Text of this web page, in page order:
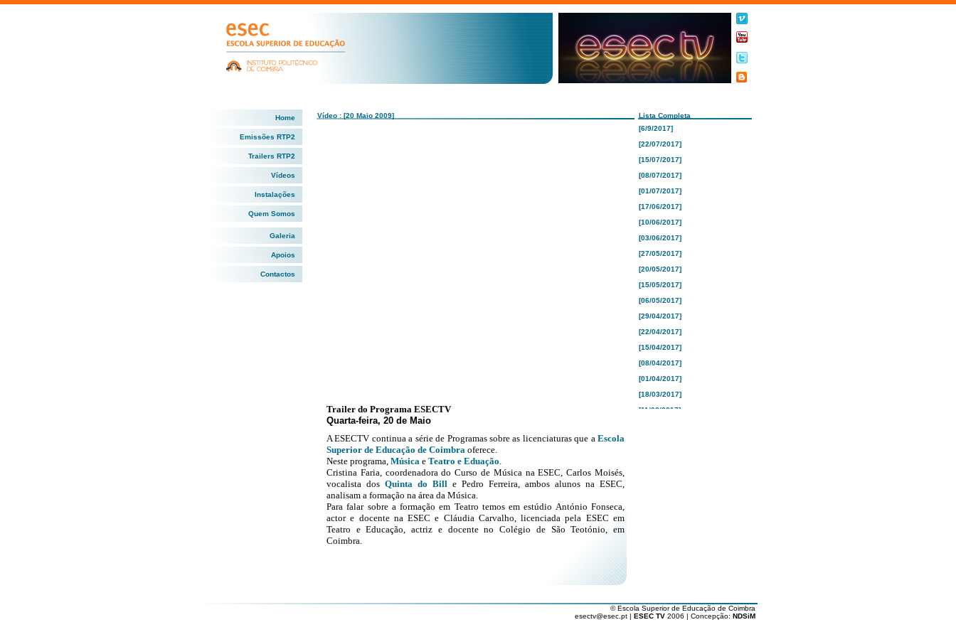
Home
Emissões RTP2
Trailers RTP2
Vídeos
Instalações
Quem Somos
Galeria
Apoios
Contactos
Vídeo : [20 Maio 2009] Lista Completa
Trailer do Programa ESECTV
Quarta-feira, 20 de Maio
A ESECTV continua a série de Programas sobre as licenciaturas que a Escola
Superior de Educação de Coimbra oferece.
Neste programa, Música e Teatro e Eduação.
Cristina Faria, coordenadora do Curso de Música na ESEC, Carlos Moisés,
vocalista dos Quinta do Bill e Pedro Ferreira, ambos alunos na ESEC,
analisam a formação na área da Música.
Para falar sobre a formação em Teatro temos em estúdio António Fonseca,
actor e docente na ESEC e Cláudia Carvalho, licenciada pela ESEC em
Teatro e Educação, actriz e docente no Colégio de São Teotónio, em
Coimbra.
[6/9/2017]
[22/07/2017]
[15/07/2017]
[08/07/2017]
[01/07/2017]
[17/06/2017]
[10/06/2017]
[03/06/2017]
[27/05/2017]
[20/05/2017]
[15/05/2017]
[06/05/2017]
[29/04/2017]
[22/04/2017]
[15/04/2017]
[08/04/2017]
[01/04/2017]
[18/03/2017]
[11/03/2017]
[28/11/2016]
© Escola Superior de Educação de Coimbra
esectv@esec.pt | ESEC TV 2006 | Concepção: NDSiM